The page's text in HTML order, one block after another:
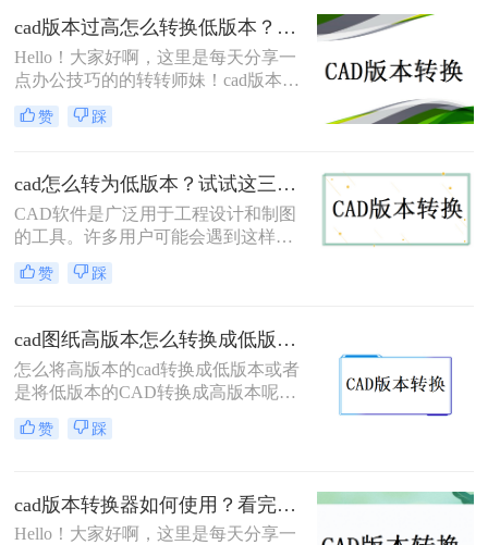
如：cad打不开高版本图纸怎么办？cad版本过高怎么转换低版本？试试这三种方法！
Hello！大家好啊，这里是每天分享一
点办公技巧的的转转师妹！cad版本过
高！怎么转换低版本？​CAD是一种广
泛使用的计算机辅助设计软件，用于
CAD的版本会不断更新，这可能会导
致遇到版本不兼容的情况。
赞 踩
cad怎么转为低版本？试试这三个实用方法！
CAD软件是广泛用于工程设计和制图
的工具。许多用户可能会遇到这样的
问题：如果我使用较低版本的CAD软
件，能否打开由较高版本创建的文
本可以打开高版本的文件。下面将介
绍cad怎么转为低版本方法。一起来学
习一下吧！
赞 踩
cad图纸高版本怎么转换成低版本？教你快速搞定！
怎么将高版本的cad转换成低版本或者
是将低版本的CAD转换成高版本呢？
今天就来给大家讲讲，看看是如何进
行cad图纸高版本怎么转换成低版本
法，计算机小白也能很快上手，下面
来看看cad版本转换的具体操作吧。
赞 踩
cad版本转换器如何使用？看完这篇你就会了！
Hello！大家好啊，这里是每天分享一